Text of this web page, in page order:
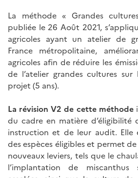
La méthode « Grandes
publiée le 26 Août 2021,
agricoles ayant un atelier de
France métropolitaine,
agricoles afin de réduire les
de l’atelier grandes cultures
projet (5 ans).
La révision V2 de cette méthode
du cadre en matière d’éligibilité
instruction et de leur audit. Elle
des espèces éligibles et permet
nouveaux leviers, tels que le
l’implantation de miscanthus